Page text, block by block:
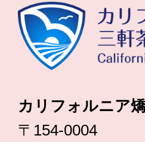
カリフォルニア
〒154-0004